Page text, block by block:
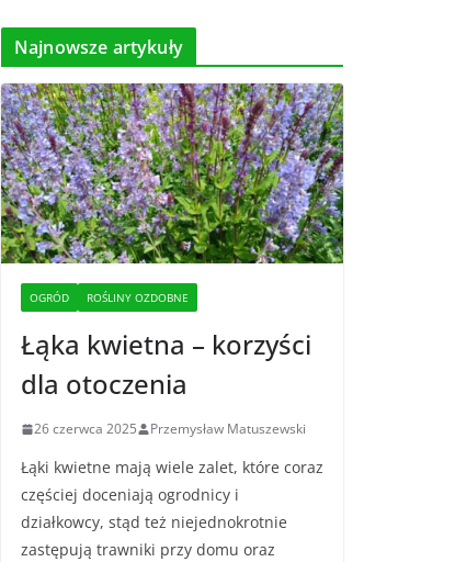
Najnowsze artykuły
OGRÓD ROŚLINY OZDOBNE
Łąka kwietna – korzyści
dla otoczenia
26 czerwca 2025 Przemysław Matuszewski
Łąki kwietne mają wiele zalet, które coraz
częściej doceniają ogrodnicy i
działkowcy, stąd też niejednokrotnie
zastępują trawniki przy domu oraz